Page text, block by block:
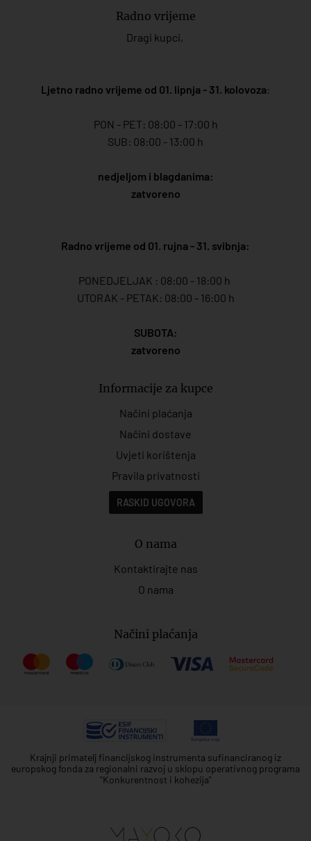
Radno vrijeme
Dragi kupci,
Ljetno radno vrijeme od 01. lipnja - 31. kolovoza:
PON - PET: 08:00 - 17:00 h
SUB: 08:00 - 13:00 h
nedjeljom i blagdanima:
zatvoreno
Radno vrijeme od 01. rujna - 31. svibnja:
PONEDJELJAK : 08:00 - 18:00 h
UTORAK - PETAK: 08:00 - 16:00 h
SUBOTA:
zatvoreno
Informacije za kupce
Načini plaćanja
Načini dostave
Uvjeti korištenja
Pravila privatnosti
RASKID UGOVORA
O nama
Kontaktirajte nas
O nama
Načini plaćanja
Krajnji primatelj financijskog instrumenta sufinanciranog iz
europskog fonda za regionalni razvoj u sklopu operativnog programa
"Konkurentnost i kohezija"